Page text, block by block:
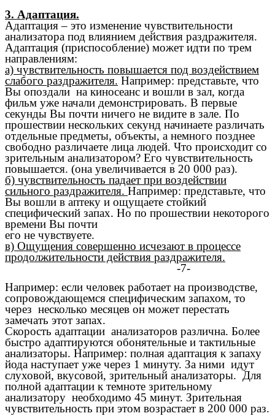
3. Адаптация.
Адаптация – это изменение чувствительности
анализатора под влиянием действия раздражителя.
Адаптация (приспособление) может идти по трем
направлениям:
а) чувствительность повышается под воздействием
слабого раздражителя. Например: представьте, что
Вы опоздали на киносеанс и вошли в зал, когда
фильм уже начали демонстрировать. В первые
секунды Вы почти ничего не видите в зале. По
прошествии нескольких секунд начинаете различать
отдельные предметы, объекты, а немного позднее
свободно различаете лица людей. Что происходит со
зрительным анализатором? Его чувствительность
повышается. (она увеличивается в 20 000 раз).
б) чувствительность падает при воздействии
сильного раздражителя. Например: представьте, что
Вы вошли в аптеку и ощущаете стойкий
специфический запах. Но по прошествии некоторого
времени Вы почти
его не чувствуете.
в) Ощущения совершенно исчезают в процессе
продолжительности действия раздражителя.
-7-
Например: если человек работает на производстве,
сопровождающемся специфическим запахом, то
через несколько месяцев он может перестать
замечать этот запах.
Скорость адаптации анализаторов различна. Более
быстро адаптируются обонятельные и тактильные
анализаторы. Например: полная адаптация к запаху
йода наступает уже через 1 минуту. За ними идут
слуховой, вкусовой, зрительный анализаторы. Для
полной адаптации к темноте зрительному
анализатору необходимо 45 минут. Зрительная
чувствительность при этом возрастает в 200 000 раз.